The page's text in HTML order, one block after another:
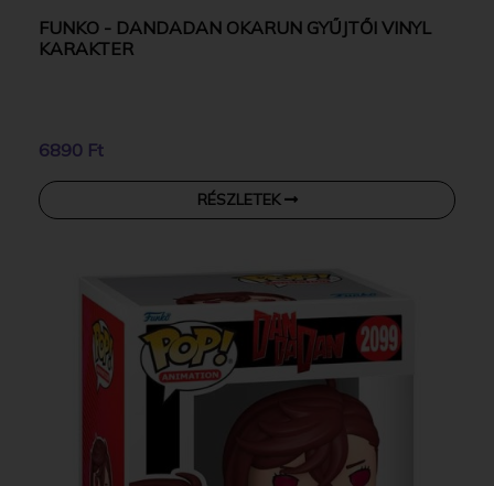
FUNKO - DANDADAN OKARUN GYŰJTŐI VINYL
KARAKTER
6890 Ft
RÉSZLETEK